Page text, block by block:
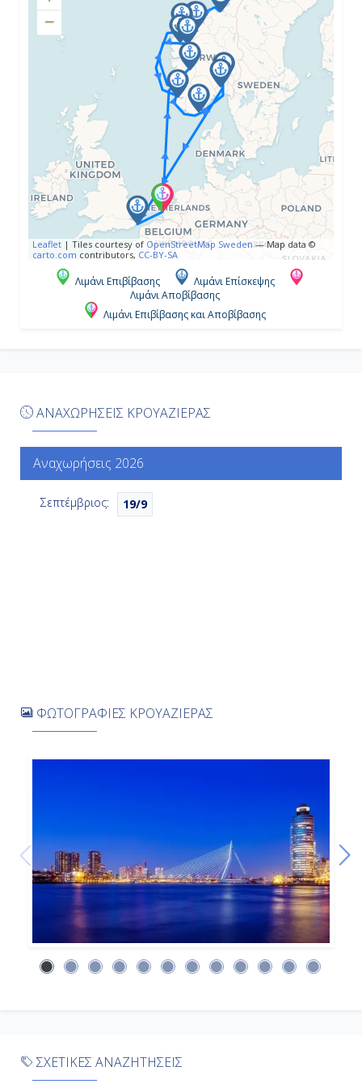
Εν Πλω
Ημέρα 5η
Εν Πλω
17:00
Ημέρα 9η
Ρομσνταλσφιόρδ , Νορβηγία
-
-
Ημέρα 10η
−
Leaflet | Tiles courtesy of OpenStreetMap Sweden— Map data ©
carto.com contributors, CC-BY-SA
Λιμάνι Επιβίβασης
Λιμάνι Επίσκεψης
Λιμάνι Αποβίβασης
Λιμάνι Επιβίβασης και Αποβίβασης
ΑΝΑΧΩΡΗΣΕΙΣ ΚΡΟΥΑΖΙΕΡΑΣ
Αναχωρήσεις 2026
Σεπτέμβριος: 19/9
ΦΩΤΟΓΡΑΦΙΕΣ ΚΡΟΥΑΖΙΕΡΑΣ
ΣΧΕΤΙΚΕΣ ΑΝΑΖΗΤΗΣΕΙΣ